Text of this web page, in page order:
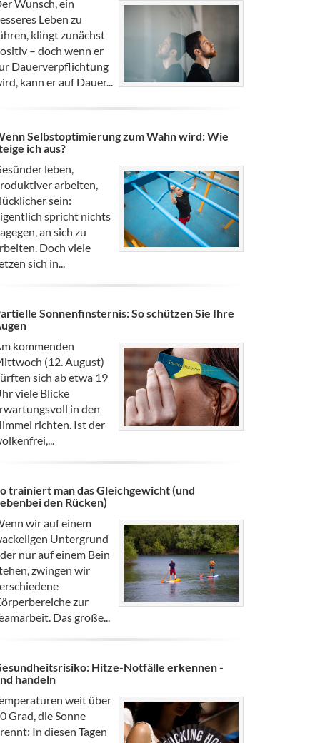
Wunsch, ein
Leben zu
klingt zunächst
– doch wenn er
Dauerverpflichtung
kann er auf Dauer...
Selbstoptimierung zum Wahn wird: Wie
ich aus?
leben,
arbeiten,
sein:
spricht nichts
an sich zu
Doch viele
sich in...
Sonnenfinsternis: So schützen Sie Ihre
kommenden
(12. August)
sich ab etwa 19
viele Blicke
in den
richten. Ist der
trainiert man das Gleichgewicht (und
den Rücken)
wir auf einem
Untergrund
nur auf einem Bein
zwingen wir
zur
Das große...
Hitze-Notfälle erkennen -
handeln
weit über
Grad, die Sonne
In diesen Tagen